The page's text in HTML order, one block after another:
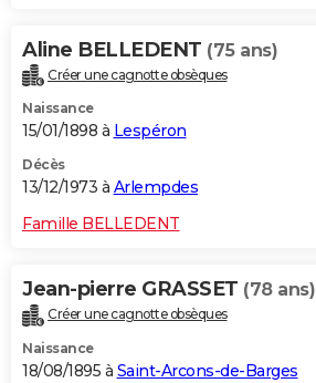
Aline BELLEDENT (75 ans)
Créer une cagnotte obsèques
Naissance
15/01/1898 à Lespéron
Décès
13/12/1973 à Arlempdes
Famille BELLEDENT
Jean-pierre GRASSET (78 ans)
Créer une cagnotte obsèques
Naissance
18/08/1895 à Saint-Arcons-de-Barges